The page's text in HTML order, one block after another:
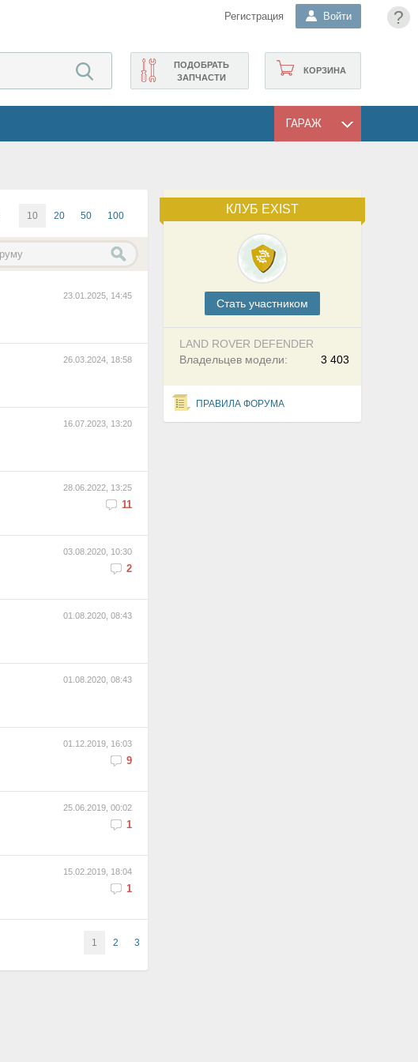
?
Регистрация Войти
КОРЗИНА
ПОДОБРАТЬ
ЗАПЧАСТИ
ГАРАЖ
КЛУБ EXIST
Cтать участником
LAND ROVER DEFENDER
3 403
Владельцев модели:
ПРАВИЛА ФОРУМА
10 20 50 100
23.01.2025, 14:45
26.03.2024, 18:58
16.07.2023, 13:20
28.06.2022, 13:25
11
03.08.2020, 10:30
2
01.08.2020, 08:43
01.08.2020, 08:43
01.12.2019, 16:03
9
25.06.2019, 00:02
1
15.02.2019, 18:04
1
1 2 3